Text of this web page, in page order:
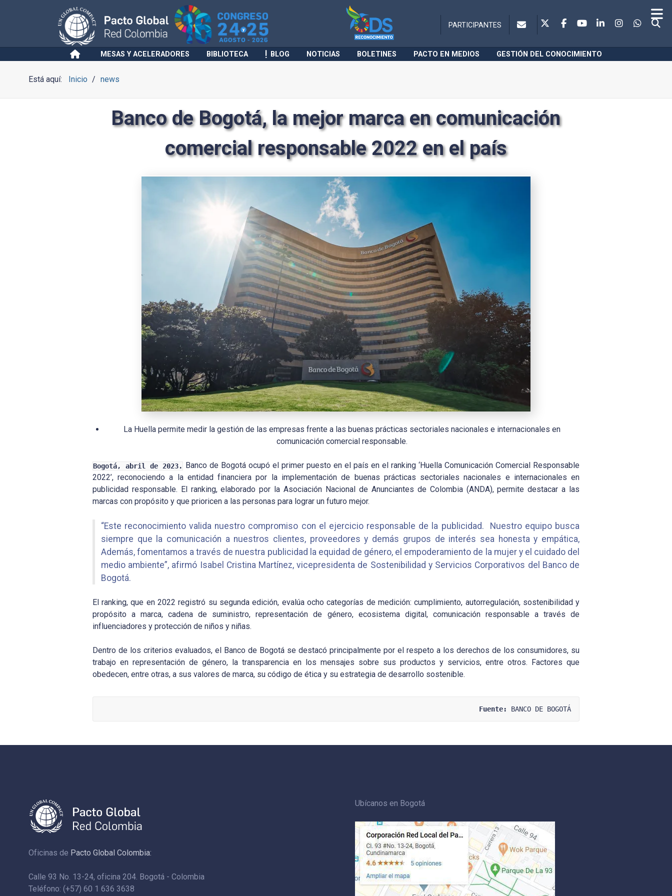
PARTICIPANTES
MESAS Y ACELERADORES BIBLIOTECA BLOG NOTICIAS BOLETINES PACTO EN MEDIOS GESTIÓN DEL CONOCIMIENTO
Está aquí: Inicio news
Banco de Bogotá, la mejor marca en comunicación
comercial responsable 2022 en el país
La Huella permite medir la gestión de las empresas frente a las buenas prácticas sectoriales nacionales e internacionales en
comunicación comercial responsable.
Bogotá, abril de 2023. Banco de Bogotá ocupó el primer puesto en el país en el ranking ‘Huella Comunicación Comercial Responsable
2022’, reconociendo a la entidad financiera por la implementación de buenas prácticas sectoriales nacionales e internacionales en
publicidad responsable. El ranking, elaborado por la Asociación Nacional de Anunciantes de Colombia (ANDA), permite destacar a las
marcas con propósito y que prioricen a las personas para lograr un futuro mejor.
“Este reconocimiento valida nuestro compromiso con el ejercicio responsable de la publicidad. Nuestro equipo busca
siempre que la comunicación a nuestros clientes, proveedores y demás grupos de interés sea honesta y empática,
Además, fomentamos a través de nuestra publicidad la equidad de género, el empoderamiento de la mujer y el cuidado del
medio ambiente”, afirmó Isabel Cristina Martínez, vicepresidenta de Sostenibilidad y Servicios Corporativos del Banco de
Bogotá.
El ranking, que en 2022 registró su segunda edición, evalúa ocho categorías de medición: cumplimiento, autorregulación, sostenibilidad y
propósito a marca, cadena de suministro, representación de género, ecosistema digital, comunicación responsable a través de
influenciadores y protección de niños y niñas.
Dentro de los criterios evaluados, el Banco de Bogotá se destacó principalmente por el respeto a los derechos de los consumidores, su
trabajo en representación de género, la transparencia en los mensajes sobre sus productos y servicios, entre otros. Factores que
obedecen, entre otras, a sus valores de marca, su código de ética y su estrategia de desarrollo sostenible.
Fuente: BANCO DE BOGOTÁ
Oficinas de Pacto Global Colombia:
Calle 93 No. 13-24, oficina 204. Bogotá - Colombia
Teléfono: (+57) 60 1 636 3638
Ubícanos en Bogotá